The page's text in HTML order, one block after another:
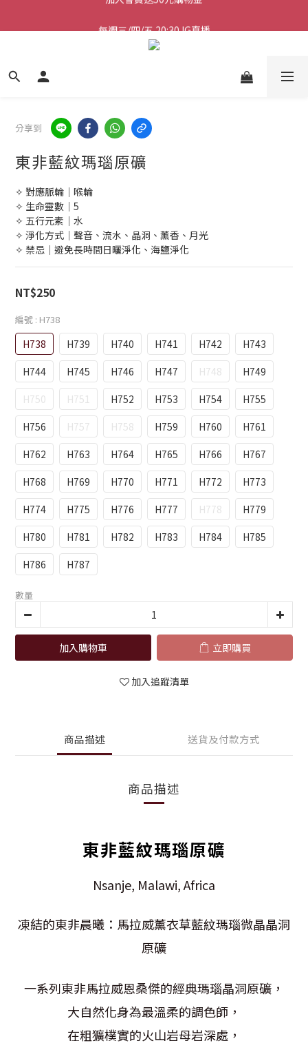
加入會員送50元購物金
分享到
東非藍紋瑪瑙原礦
✧ 對應脈輪｜喉輪
✧ 生命靈數｜5
✧ 五行元素｜水
✧ 淨化方式｜聲音、流水、晶洞、薰香、月光
✧ 禁忌｜避免長時間日曬淨化、海鹽淨化
NT$250
編號 : H738
H738 H739 H740 H741 H742
H743
H744
H745 H746 H747 H748
H749
H750
H751 H752 H753 H754
H755
H756
H757 H758 H759 H760
H761
H762
H763 H764 H765 H766
H767
H768
H769 H770 H771 H772
H773
H774
H775 H776 H777 H778
H779
H780
H781 H782 H783 H784
H785
H786
H787
數量
加入購物車 立即購買
加入追蹤清單
商品描述 送貨及付款方式
商品描述
東非藍紋瑪瑙原礦
Nsanje, Malawi, Africa
凍結的東非晨曦：馬拉威薰衣草藍紋瑪瑙微晶晶洞
原礦
一系列東非馬拉威恩桑傑的經典瑪瑙晶洞原礦，
大自然化身為最溫柔的調色師，
在粗獷樸實的火山岩母岩深處，